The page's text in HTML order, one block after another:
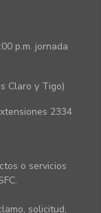
p.m. jornada
Claro y Tigo)
2334
o servicios
solicitud,